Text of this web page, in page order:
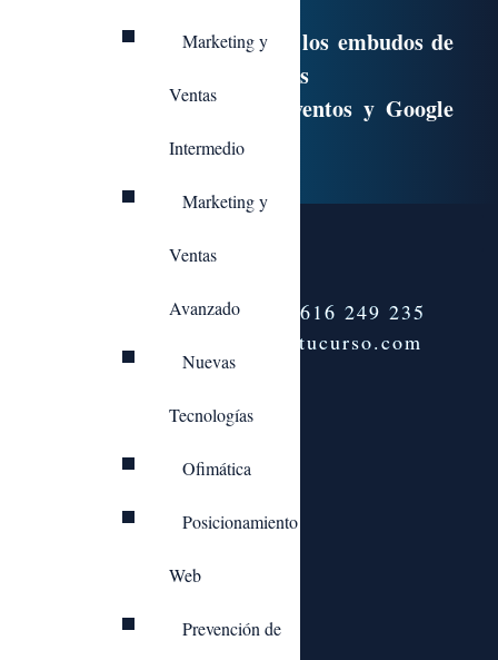
Trabajo específico en los embudos de
conversión de objetivos
Introducción a los eventos y Google
Tag Manager
Teléfono:
+34 616 249 235
info@tenemostucurso.com
© 2024. Todos los derechos reservados.
Tenemos Tu Curso, S.L.
Marketing y
Ventas
Intermedio
Marketing y
Ventas
Avanzado
Nuevas
Tecnologías
Ofimática
Posicionamiento
Web
Prevención de